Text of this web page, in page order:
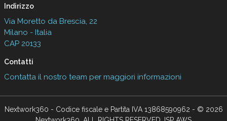
Indirizzo
Via Moretto da Brescia, 22
Milano - Italia
CAP 20133
Contatti
Contatta il nostro team per maggiori informazioni
Nextwork360 - Codice fiscale e Partita IVA 13868590962 - © 2026